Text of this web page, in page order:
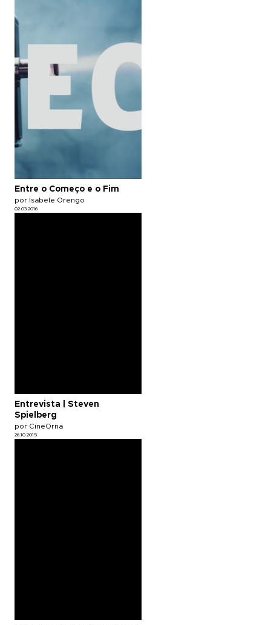
Entre o Começo e o Fim
por Isabele Orengo
02.03.2016
Entrevista | Steven
Spielberg
por CineOrna
26.10.2015